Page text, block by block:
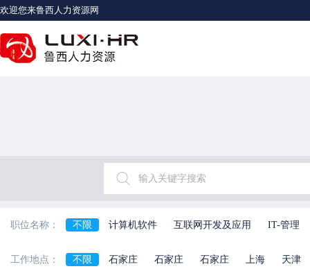
欢迎您来鲁西人力资源网
职位名称： 不限 计算机软件 互联网开发及应用
IT-管理
贸易
物流/仓储 生物/制药/医疗器械 化工
工作地点： 不限 石家庄 石家庄 石家庄 上海
天津